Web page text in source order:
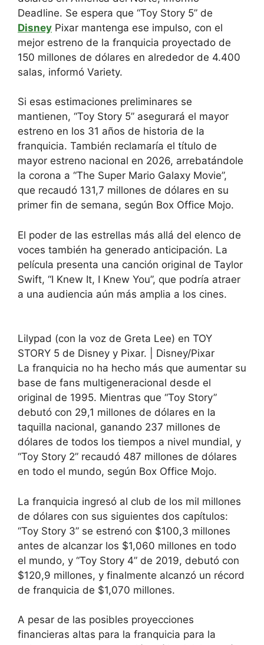
Deadline. Se espera que “Toy Story 5” de
Disney Pixar mantenga ese impulso, con el
mejor estreno de la franquicia proyectado de
150 millones de dólares en alrededor de 4.400
salas, informó Variety.
Si esas estimaciones preliminares se
mantienen, “Toy Story 5” asegurará el mayor
estreno en los 31 años de historia de la
franquicia. También reclamaría el título de
mayor estreno nacional en 2026, arrebatándole
la corona a “The Super Mario Galaxy Movie”,
que recaudó 131,7 millones de dólares en su
primer fin de semana, según Box Office Mojo.
El poder de las estrellas más allá del elenco de
voces también ha generado anticipación. La
película presenta una canción original de Taylor
Swift, “I Knew It, I Knew You”, que podría atraer
a una audiencia aún más amplia a los cines.
Lilypad (con la voz de Greta Lee) en TOY
STORY 5 de Disney y Pixar.
| Disney/Pixar
La franquicia no ha hecho más que aumentar su
base de fans multigeneracional desde el
original de 1995. Mientras que “Toy Story”
debutó con 29,1 millones de dólares en la
taquilla nacional, ganando 237 millones de
dólares de todos los tiempos a nivel mundial, y
“Toy Story 2” recaudó 487 millones de dólares
en todo el mundo, según Box Office Mojo.
La franquicia ingresó al club de los mil millones
de dólares con sus siguientes dos capítulos:
“Toy Story 3” se estrenó con $100,3 millones
antes de alcanzar los $1,060 millones en todo
el mundo, y “Toy Story 4” de 2019, debutó con
$120,9 millones, y finalmente alcanzó un récord
de franquicia de $1,070 millones.
A pesar de las posibles proyecciones
financieras altas para la franquicia para la